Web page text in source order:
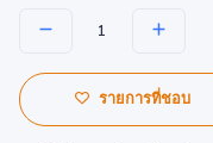
รายการที่ชอบ